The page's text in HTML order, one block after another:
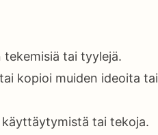
tai tyylejä.
kopioi muiden ideoita tai
tai tekoja.